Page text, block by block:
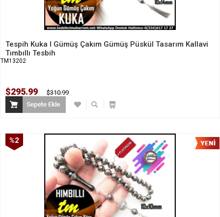
Tespih Kuka I Gümüş Çakım Gümüş Püskül Tasarım Kallavi
Tımbıllı Tesbih
TM13202
$295.99 $310.99
%2